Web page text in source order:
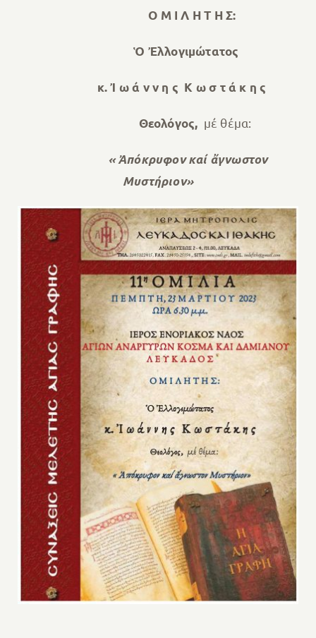
Ο Μ Ι Λ Η Τ Η Σ:
Ὁ Ἐλλογιμώτατος
κ. Ἰ ω ά ν ν η ς Κ ω σ τ ά κ η ς
Θεολόγος, μέ θέμα:
« Ἀπόκρυφον καί ἄγνωστον
Μυστήριον»